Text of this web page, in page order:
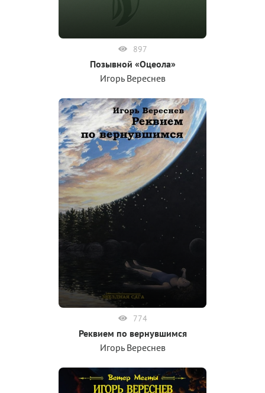
897
Позывной «Оцеола»
Игорь Вереснев
774
Реквием по вернувшимся
Игорь Вереснев